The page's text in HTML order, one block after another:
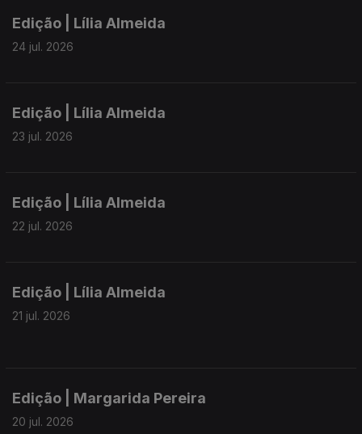
Edição | Lília Almeida
24 jul. 2026
Edição | Lília Almeida
23 jul. 2026
Edição | Lília Almeida
22 jul. 2026
Edição | Lília Almeida
21 jul. 2026
Edição | Margarida Pereira
20 jul. 2026